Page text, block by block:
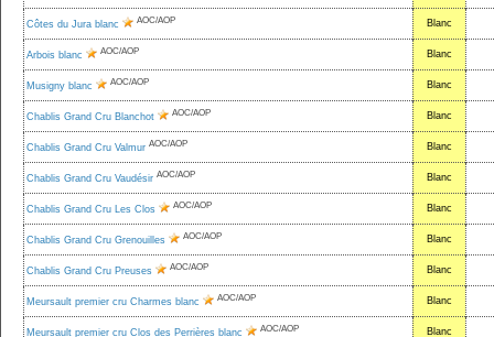
Côtes du Jura blanc AOC/AOP Blanc
Arbois blanc AOC/AOP Blanc
Musigny blanc AOC/AOP Blanc
Chablis Grand Cru Blanchot AOC/AOP Blanc
Chablis Grand Cru Valmur AOC/AOP Blanc
Chablis Grand Cru Vaudésir AOC/AOP Blanc
Chablis Grand Cru Les Clos AOC/AOP Blanc
Chablis Grand Cru Grenouilles AOC/AOP Blanc
Chablis Grand Cru Preuses AOC/AOP Blanc
Meursault premier cru Charmes blanc AOC/AOP Blanc
Meursault premier cru Clos des Perrières blanc AOC/AOP Blanc